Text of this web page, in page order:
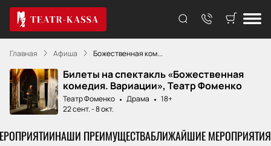
Главная Афиша Божественная ком...
Билеты на спектакль «Божественная
комедия. Вариации», Театр Фоменко
Театр Фоменко Драма
18+
22 сент.-8 окт.
НАШИ ПРЕИМУЩЕСТВАБЛИЖАЙШИЕ МЕРОПРИЯТИЯ